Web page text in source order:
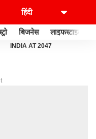
बिजनेस लाइफस्टाइल
INDIA AT 2047